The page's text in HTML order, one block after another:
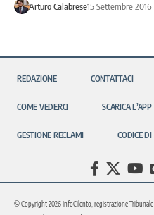
Arturo Calabrese15 Settembre 2016
REDAZIONE CONTATTACI
COME VEDERCI SCARICA L’APP
GESTIONE RECLAMI CODICE
© Copyright 2026 InfoCilento, registrazione Tribunale